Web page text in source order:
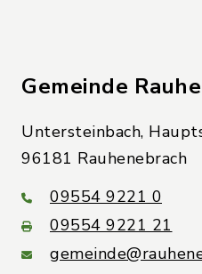
Gemeinde
Untersteinbach,
96181 Rauhenebrach
09554 9221 0
09554 9221 21